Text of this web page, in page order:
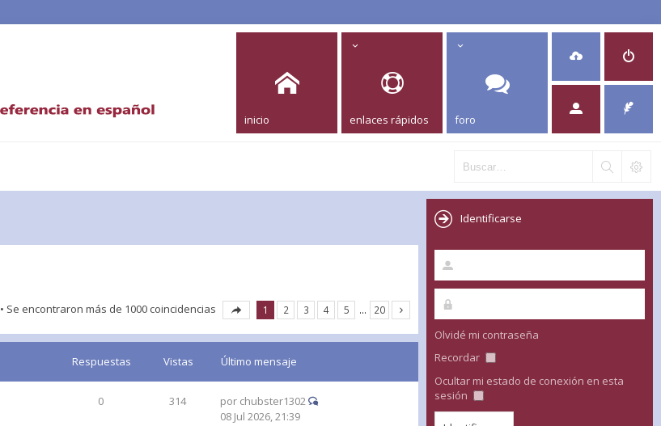
inicio enlaces rápidos foro
• Se encontraron más de 1000 coincidencias 1 2 3 4 5 … 20
Respuestas Vistas Último mensaje
0 314 por chubster1302
08 Jul 2026, 21:39
Identificarse
Olvidé mi contraseña
Recordar
Ocultar mi estado de conexión en esta
sesión